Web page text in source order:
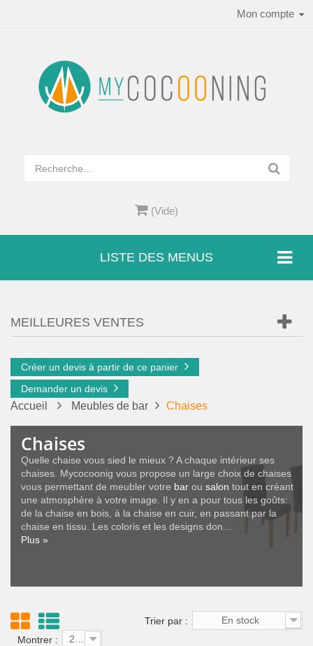
Mon compte
(Vide)
LISTE DES MENUS
MEILLEURES VENTES
Créer un devis à partir de ce panier
Demander un devis
Accueil Meubles de bar Chaises
Chaises
Quelle chaise vous sied le mieux ? A chaque intérieur ses
chaises. Mycocoonig vous propose un large choix de chaises
vous permettant de meubler votre bar ou salon tout en créant
une atmosphère à votre image. Il y en a pour tous les goûts:
de la chaise en bois, à la chaise en cuir, en passant par la
chaise en tissu. Les coloris et les designs don...
Plus »
Trier par :
En stock
Montrer :